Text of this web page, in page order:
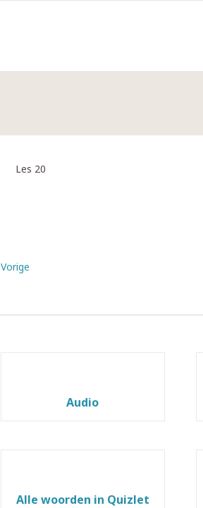
Les 20
Vorige
Audio
Alle woorden in Quizlet